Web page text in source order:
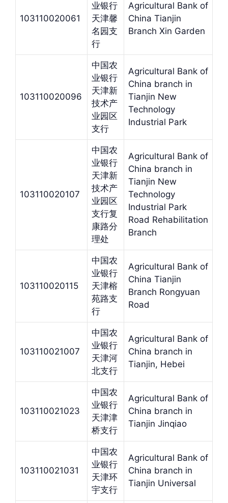
103110020061
业银行
天津馨
名园支
行
Agricultural Bank of
China Tianjin
Branch Xin Garden
103110020096
中国农
业银行
天津新
技术产
业园区
支行
Agricultural Bank of
China branch in
Tianjin New
Technology
Industrial Park
103110020107
中国农
业银行
天津新
技术产
业园区
支行复
康路分
理处
Agricultural Bank of
China branch in
Tianjin New
Technology
Industrial Park
Road Rehabilitation
Branch
103110020115
中国农
业银行
天津榕
苑路支
行
Agricultural Bank of
China Tianjin
Branch Rongyuan
Road
103110021007
中国农
业银行
天津河
北支行
Agricultural Bank of
China branch in
Tianjin, Hebei
103110021023
中国农
业银行
天津津
桥支行
Agricultural Bank of
China branch in
Tianjin Jinqiao
103110021031
中国农
业银行
天津环
宇支行
Agricultural Bank of
China branch in
Tianjin Universal